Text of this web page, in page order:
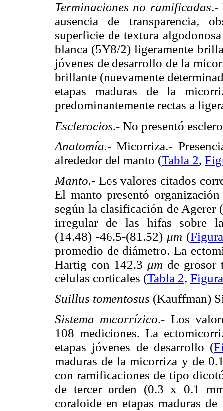
Terminaciones no ramificadas.-
ausencia de transparencia,
superficie de textura
blanca (5Y8/2) ligeramente
jóvenes de desarrollo de la
brillante (nuevamente
etapas maduras de la
predominantemente rectas a
Esclerocios.- No presentó
Anatomía.- Micorriza.-
alrededor del manto (Tabla 2,
Manto.- Los valores citados
El manto presentó
según la clasificación de Agerer
irregular de las hifas sobre
(14.48) -46.5-(81.52) μm (
promedio de diámetro. La
Hartig con 142.3 μm de grosor
células corticales (Tabla 2,
Suillus tomentosus (Kauffman)
Sistema micorrízico.- Los
108 mediciones. La
etapas jóvenes de desarrollo (
maduras de la micorriza y de
con ramificaciones de tipo
de tercer orden (0.3 x 0.1
coraloide en etapas maduras